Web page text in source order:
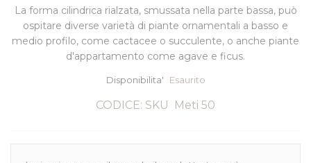
di
immagini
immagini
La forma cilindrica rialzata, smussata nella parte bassa, può
ospitare diverse varietà di piante ornamentali a basso e
medio profilo, come cactacee o succulente, o anche piante
d'appartamento come agave e ficus.
Disponibilita' Esaurito
CODICE: SKU Meti 50